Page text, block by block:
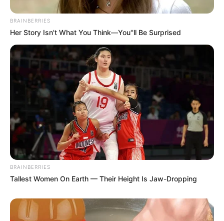
(foto: instagram/steffy_ai)
3. Wanita cantik yang satu ini memang senang traveling
BRAINBERRIES
Her Story Isn't What You Think—You''ll Be Surprised
BRAINBERRIES
Tallest Women On Earth — Their Height Is Jaw-Dropping